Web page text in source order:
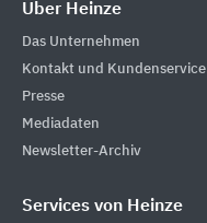
Über Heinze
Das Unternehmen
Kontakt und Kundenservice
Presse
Mediadaten
Newsletter-Archiv
Services von Heinze